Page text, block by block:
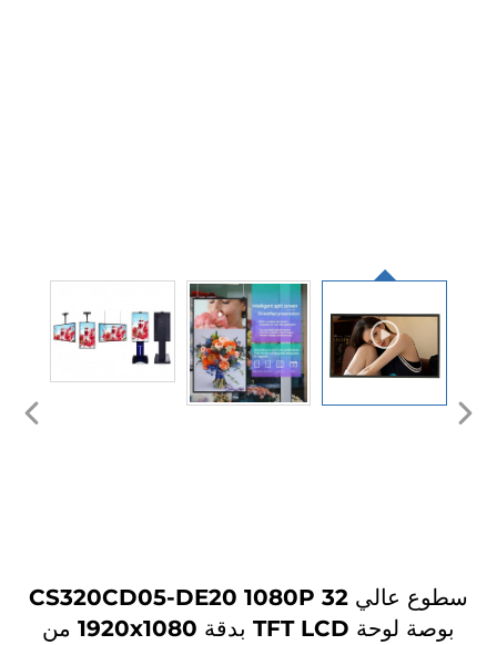
سطوع عالي CS320CD05-DE20 1080P 32
بوصة لوحة TFT LCD بدقة 1920x1080 من